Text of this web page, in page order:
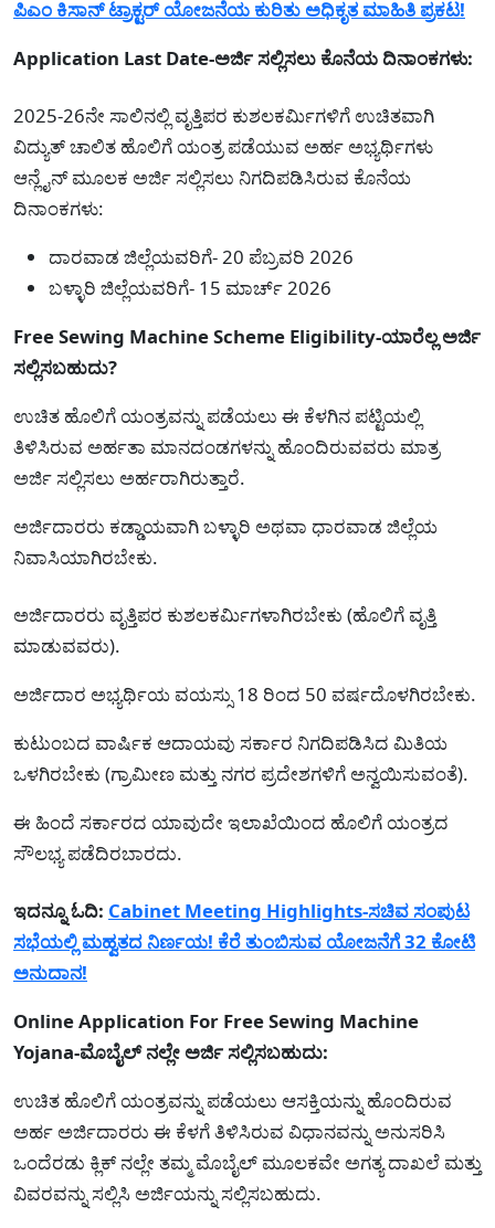
ಪಿಎಂ ಕಿಸಾನ್ ಟ್ರಾಕ್ಟರ್ ಯೋಜನೆಯ ಕುರಿತು ಅಧಿಕೃತ ಮಾಹಿತಿ ಪ್ರಕಟ!
Application Last Date-ಅರ್ಜಿ ಸಲ್ಲಿಸಲು ಕೊನೆಯ ದಿನಾಂಕಗಳು:
2025-26ನೇ ಸಾಲಿನಲ್ಲಿ ವೃತ್ತಿಪರ ಕುಶಲಕರ್ಮಿಗಳಿಗೆ ಉಚಿತವಾಗಿ
ವಿದ್ಯುತ್‌ ಚಾಲಿತ ಹೊಲಿಗೆ ಯಂತ್ರ ಪಡೆಯುವ ಅರ್ಹ ಅಭ್ಯರ್ಥಿಗಳು
ಆನ್ಲೈನ್ ಮೂಲಕ ಅರ್ಜಿ ಸಲ್ಲಿಸಲು ನಿಗದಿಪಡಿಸಿರುವ ಕೊನೆಯ
ದಿನಾಂಕಗಳು:
ದಾರವಾಡ ಜಿಲ್ಲೆಯವರಿಗೆ- 20 ಪೆಬ್ರವರಿ 2026
ಬಳ್ಳಾರಿ ಜಿಲ್ಲೆಯವರಿಗೆ- 15 ಮಾರ್ಚ್ 2026
Free Sewing Machine Scheme Eligibility-ಯಾರೆಲ್ಲ ಅರ್ಜಿ
ಸಲ್ಲಿಸಬಹುದು?
ಉಚಿತ ಹೊಲಿಗೆ ಯಂತ್ರವನ್ನು ಪಡೆಯಲು ಈ ಕೆಳಗಿನ ಪಟ್ಟಿಯಲ್ಲಿ
ತಿಳಿಸಿರುವ ಅರ್ಹತಾ ಮಾನದಂಡಗಳನ್ನು ಹೊಂದಿರುವವರು ಮಾತ್ರ
ಅರ್ಜಿ ಸಲ್ಲಿಸಲು ಅರ್ಹರಾಗಿರುತ್ತಾರೆ.
ಅರ್ಜಿದಾರರು ಕಡ್ಡಾಯವಾಗಿ ಬಳ್ಳಾರಿ ಅಥವಾ ಧಾರವಾಡ ಜಿಲ್ಲೆಯ
ನಿವಾಸಿಯಾಗಿರಬೇಕು.
ಅರ್ಜಿದಾರರು ವೃತ್ತಿಪರ ಕುಶಲಕರ್ಮಿಗಳಾಗಿರಬೇಕು (ಹೊಲಿಗೆ ವೃತ್ತಿ
ಮಾಡುವವರು).
ಅರ್ಜಿದಾರ ಅಭ್ಯರ್ಥಿಯ ವಯಸ್ಸು 18 ರಿಂದ 50 ವರ್ಷದೊಳಗಿರಬೇಕು.
ಕುಟುಂಬದ ವಾರ್ಷಿಕ ಆದಾಯವು ಸರ್ಕಾರ ನಿಗದಿಪಡಿಸಿದ ಮಿತಿಯ
ಒಳಗಿರಬೇಕು (ಗ್ರಾಮೀಣ ಮತ್ತು ನಗರ ಪ್ರದೇಶಗಳಿಗೆ ಅನ್ವಯಿಸುವಂತೆ).
ಈ ಹಿಂದೆ ಸರ್ಕಾರದ ಯಾವುದೇ ಇಲಾಖೆಯಿಂದ ಹೊಲಿಗೆ ಯಂತ್ರದ
ಸೌಲಭ್ಯ ಪಡೆದಿರಬಾರದು.
ಇದನ್ನೂ ಓದಿ: Cabinet Meeting Highlights-ಸಚಿವ ಸಂಪುಟ
ಸಭೆಯಲ್ಲಿ ಮಹ್ವತದ ನಿರ್ಣಯ! ಕೆರೆ ತುಂಬಿಸುವ ಯೋಜನೆಗೆ 32 ಕೋಟಿ
ಅನುದಾನ!
Online Application For Free Sewing Machine
Yojana-ಮೊಬೈಲ್ ನಲ್ಲೇ ಅರ್ಜಿ ಸಲ್ಲಿಸಬಹುದು:
ಉಚಿತ ಹೊಲಿಗೆ ಯಂತ್ರವನ್ನು ಪಡೆಯಲು ಆಸಕ್ತಿಯನ್ನು ಹೊಂದಿರುವ
ಅರ್ಹ ಅರ್ಜಿದಾರರು ಈ ಕೆಳಗೆ ತಿಳಿಸಿರುವ ವಿಧಾನವನ್ನು ಅನುಸರಿಸಿ
ಒಂದೆರಡು ಕ್ಲಿಕ್ ನಲ್ಲೇ ತಮ್ಮ ಮೊಬೈಲ್ ಮೂಲಕವೇ ಅಗತ್ಯ ದಾಖಲೆ ಮತ್ತು
ವಿವರವನ್ನು ಸಲ್ಲಿಸಿ ಅರ್ಜಿಯನ್ನು ಸಲ್ಲಿಸಬಹುದು.